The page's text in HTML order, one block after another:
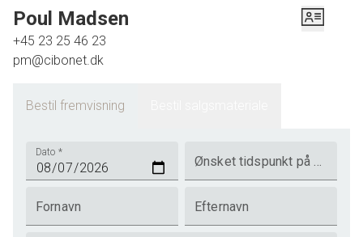
Poul Madsen
+45 23 25 46 23
pm@cibonet.dk
Bestil fremvisning
Dato *
Ønsket tidspunkt på dagen
Fornavn Efternavn